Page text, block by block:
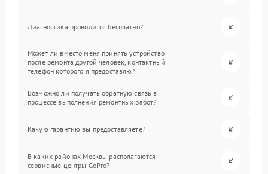
Диагностика проводится бесплатно?
Может ли вместо меня принять устройство
после ремонта другой человек, контактный
телефон которого я предоставлю?
Возможно ли получать обратную связь в
процессе выполнения ремонтных работ?
Какую гарантию вы предоставляете?
В каких районах Москвы располагаются
сервисные центры GoPro?